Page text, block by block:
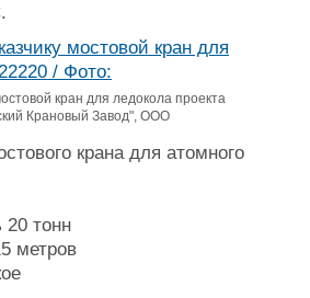
Флот
Галерея флота
Отзывы
кран для ледокола проекта
Крановый Завод", ООО
крана для атомного
20 тонн
метров